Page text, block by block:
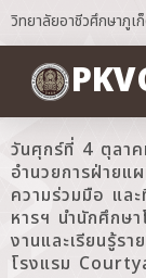
วิทยาลัยอาชีวศึกษาภูเ
วันศุกร์ที่ 4 ตุลา
อำนวยการฝ่ายแ
ความร่วมมือ แล
หารฯ นำนักศึกษ
งานและเรียนรู้ร
โรงแรม